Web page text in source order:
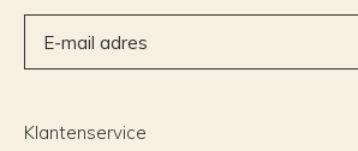
Klantenservice